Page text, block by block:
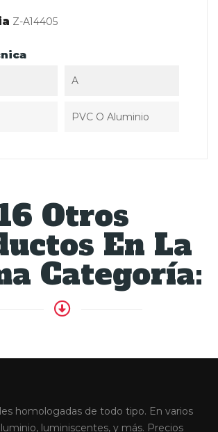
Z-A14405
A
PVC O Aluminio
Otros
En La
Categoría:
homologadas de todo tipo. En varios
luminiscentes, y más. Precios